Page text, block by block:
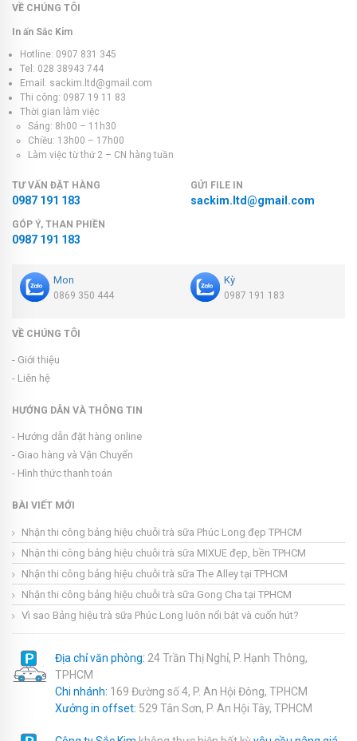
VỀ CHÚNG TÔI
In ấn Sắc Kim
Hotline: 0907 831 345
Tel: 028 38943 744
Email: sackim.ltd@gmail.com
Thi công: 0987 19 11 83
Thời gian làm việc
Sáng: 8h00 – 11h30
Chiều: 13h00 – 17h00
Làm việc từ thứ 2 – CN hàng tuần
TƯ VẤN ĐẶT HÀNG
0987 191 183
GỬI FILE IN
sackim.ltd@gmail.com
GÓP Ý, THAN PHIỀN
0987 191 183
Mon
0869 350 444
Kỳ
0987 191 183
VỀ CHÚNG TÔI
- Giới thiệu
- Liên hệ
HƯỚNG DẪN VÀ THÔNG TIN
- Hướng dẫn đặt hàng online
- Giao hàng và Vận Chuyển
- Hình thức thanh toán
BÀI VIẾT MỚI
Nhận thi công bảng hiệu chuỗi trà sữa Phúc Long đẹp TPHCM
Nhận thi công bảng hiệu chuỗi trà sữa MIXUE đẹp, bền TPHCM
Nhận thi công bảng hiệu chuỗi trà sữa The Alley tại TPHCM
Nhận thi công bảng hiệu chuỗi trà sữa Gong Cha tại TPHCM
Vì sao Bảng hiệu trà sữa Phúc Long luôn nổi bật và cuốn hút?
Địa chỉ văn phòng: 24 Trần Thị Nghỉ, P. Hạnh Thông,
TPHCM
Chi nhánh: 169 Đường số 4, P. An Hội Đông, TPHCM
Xưởng in offset: 529 Tân Sơn, P. An Hội Tây, TPHCM